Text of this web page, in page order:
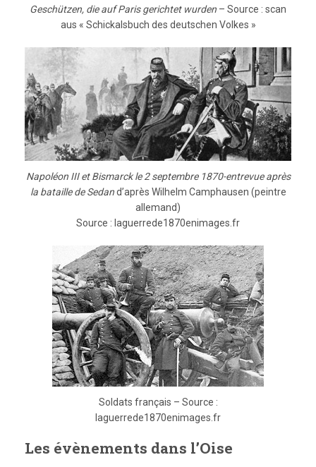
Geschützen, die auf Paris gerichtet wurden – Source : scan
aus « Schickalsbuch des deutschen Volkes »
Napoléon III et Bismarck le 2 septembre 1870-entrevue après
la bataille de Sedand’après Wilhelm Camphausen (peintre
allemand)
Source : laguerrede1870enimages.fr
Soldats français – Source :
laguerrede1870enimages.fr
Les évènements dans l’Oise